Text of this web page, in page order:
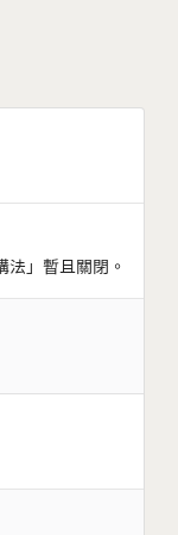
」暫且關閉。